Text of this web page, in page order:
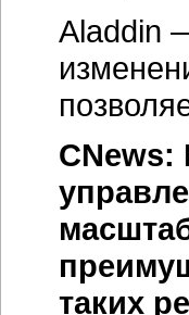
Aladdin
CNews:
таких